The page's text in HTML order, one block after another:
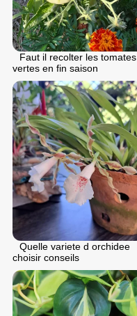
Faut il recolter les tomates
vertes en fin saison
Quelle variete d orchidee
choisir conseils